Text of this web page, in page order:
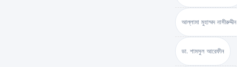
আল্লামা মুহাম্মদ
ডা. শামসুল আরেফীন